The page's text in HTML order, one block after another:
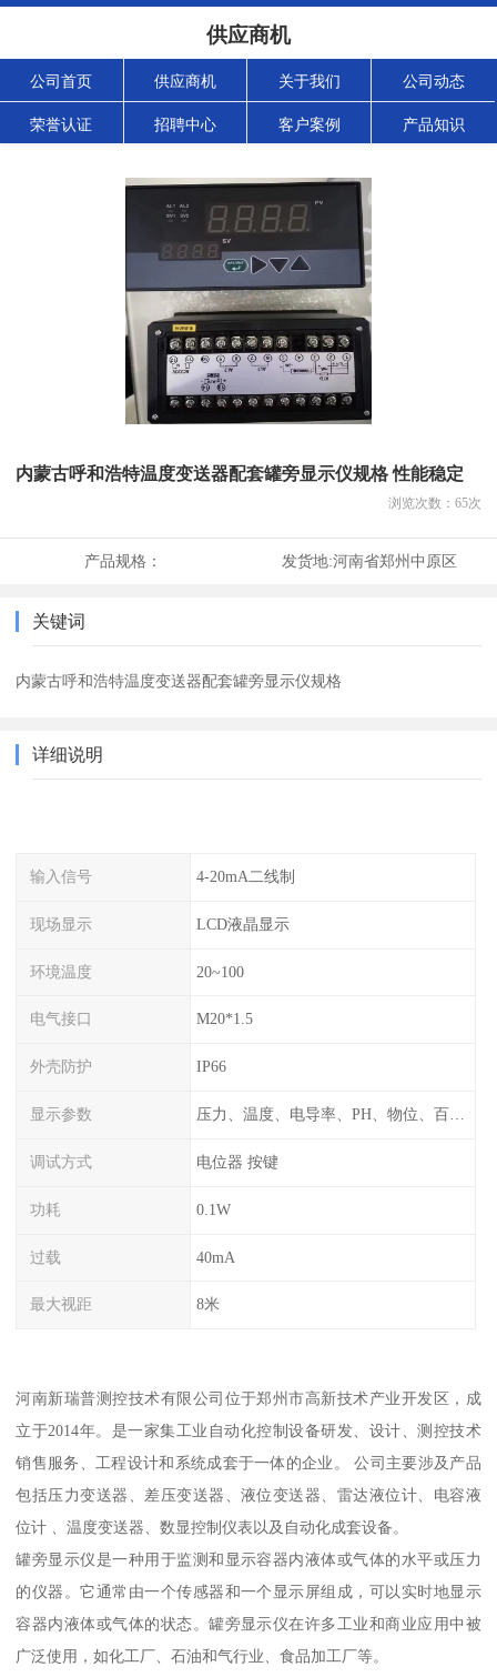
供应商机
公司首页 供应商机 关于我们 公司动态
荣誉认证 招聘中心 客户案例 产品知识
内蒙古呼和浩特温度变送器配套罐旁显示仪规格 性能稳定
浏览次数： 65次
产品规格： 发货地:河南省郑州中原区
关键词
内蒙古呼和浩特温度变送器配套罐旁显示仪规格
详细说明
输入信号 4-20mA二线制
现场显示 LCD液晶显示
环境温度 20~100
电气接口 M20*1.5
外壳防护 IP66
显示参数 压力、温度、电导率、PH、物位、百分比率
调试方式 电位器 按键
功耗 0.1W
过载 40mA
最大视距 8米
河南新瑞普测控技术有限公司位于郑州市高新技术产业开发区，成
立于2014年。是一家集工业自动化控制设备研发、设计、测控技术
销售服务、工程设计和系统成套于一体的企业。 公司主要涉及产品
包括压力变送器、差压变送器、液位变送器、雷达液位计、电容液
位计 、温度变送器、数显控制仪表以及自动化成套设备。
罐旁显示仪是一种用于监测和显示容器内液体或气体的水平或压力
的仪器。它通常由一个传感器和一个显示屏组成，可以实时地显示
容器内液体或气体的状态。罐旁显示仪在许多工业和商业应用中被
广泛使用，如化工厂、石油和气行业、食品加工厂等。